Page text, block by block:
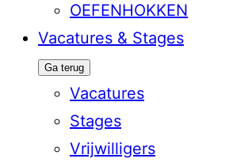
OEFENHOKKEN
Vacatures & Stages
Ga terug
Vacatures
Stages
Vrijwilligers